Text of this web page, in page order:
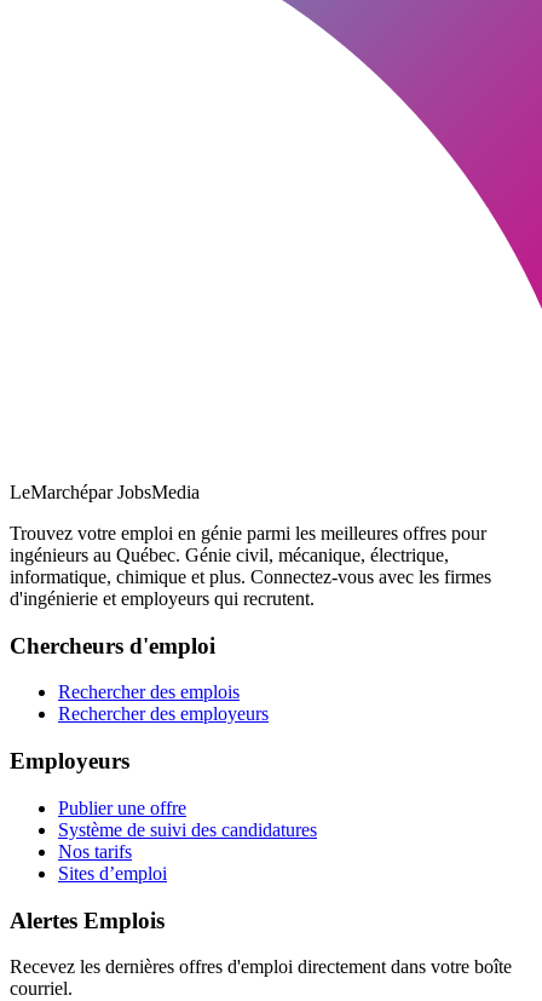
LeMarchépar JobsMedia
Trouvez votre emploi en génie parmi les meilleures offres pour
ingénieurs au Québec. Génie civil, mécanique, électrique,
informatique, chimique et plus. Connectez-vous avec les firmes
d'ingénierie et employeurs qui recrutent.
Chercheurs d'emploi
Rechercher des emplois
Rechercher des employeurs
Employeurs
Publier une offre
Système de suivi des candidatures
Nos tarifs
Sites d’emploi
Alertes Emplois
Recevez les dernières offres d'emploi directement dans votre boîte
courriel.